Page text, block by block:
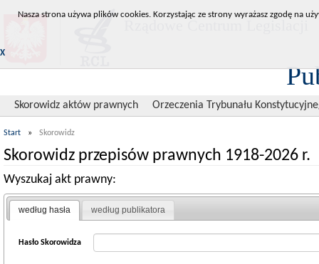
Skorowidz aktów prawnych Orzeczenia Trybunału
Start » Skorowidz
Skorowidz przepisów prawnych 1918-2026 r.
Wyszukaj akt prawny:
według hasła według publikatora
Hasło Skorowidza
Nasza strona używa plików cookies. Korzystając ze strony wyrażasz zgodę na
X